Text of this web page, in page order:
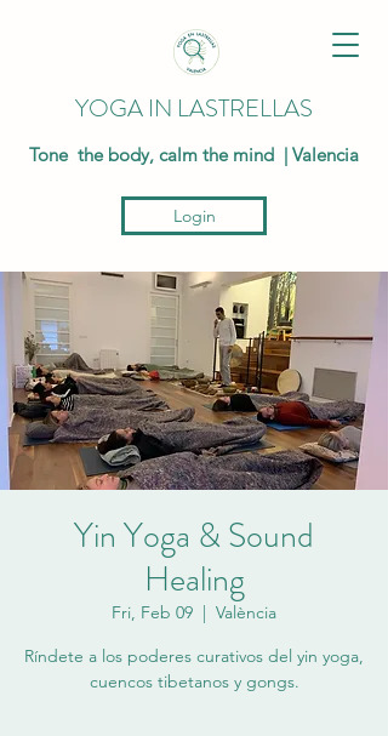
YOGA IN LASTRELLAS
Tone the body, calm the mind | Valencia
Login
Yin Yoga & Sound
Healing
Fri, Feb 09
  |
València
Ríndete a los poderes curativos del yin yoga,
cuencos tibetanos y gongs.